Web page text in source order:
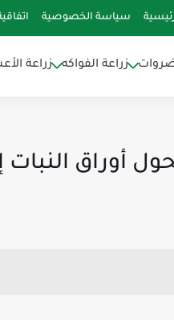
سياسة الخصوصية
زراعة الفواكه زراعة
أوراق النبات